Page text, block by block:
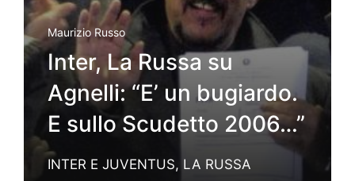
Maurizio Russo
Inter, La Russa su
Agnelli: “E’ un bugiardo.
E sullo Scudetto 2006…”
INTER E JUVENTUS, LA RUSSA